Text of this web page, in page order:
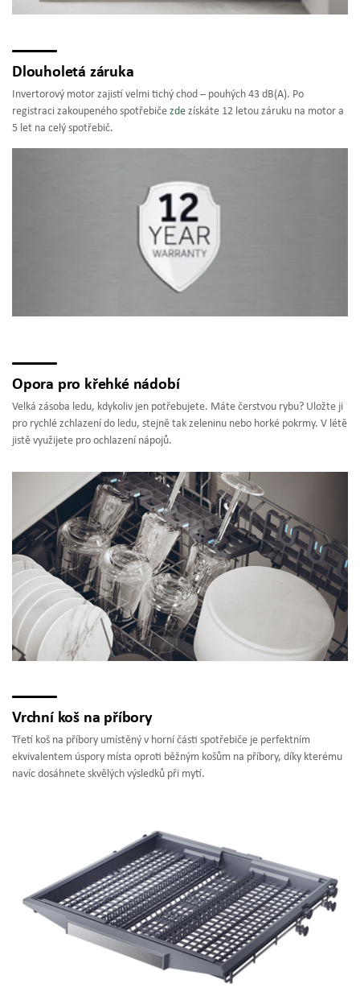
Dlouholetá záruka
Invertorový motor zajistí velmi tichý chod –⁠ pouhých 43 dB(A). Po
registraci zakoupeného spotřebiče zde získáte 12 letou záruku na motor a
5 let na celý spotřebič.
Opora pro křehké nádobí
Velká zásoba ledu, kdykoliv jen potřebujete. Máte čerstvou rybu? Uložte ji
pro rychlé zchlazení do ledu, stejně tak zeleninu nebo horké pokrmy. V létě
jistě využijete pro ochlazení nápojů.
Vrchní koš na příbory
Třetí koš na příbory umístěný v horní části spotřebiče je perfektním
ekvivalentem úspory místa oproti běžným košům na příbory, díky kterému
navíc dosáhnete skvělých výsledků při mytí.